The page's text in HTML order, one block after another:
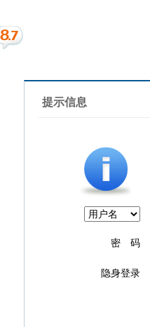
提示信息
密 码
隐身登录